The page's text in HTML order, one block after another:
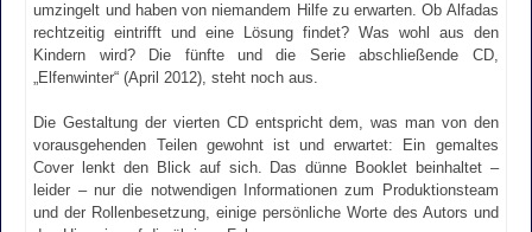
umzingelt und haben von niemandem Hilfe zu erwarten. Ob Alfadas
rechtzeitig eintrifft und eine Lösung findet? Was wohl aus den
Kindern wird? Die fünfte und die Serie abschließende CD,
„Elfenwinter“ (April 2012), steht noch aus.
Die Gestaltung der vierten CD entspricht dem, was man von den
vorausgehenden Teilen gewohnt ist und erwartet: Ein gemaltes
Cover lenkt den Blick auf sich. Das dünne Booklet beinhaltet –
leider – nur die notwendigen Informationen zum Produktionsteam
und der Rollenbesetzung, einige persönliche Worte des Autors und